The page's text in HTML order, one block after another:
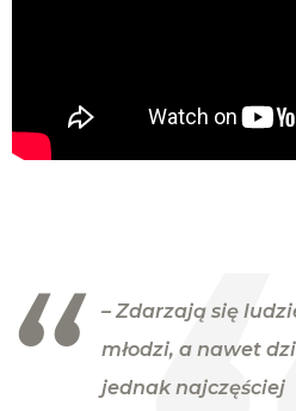
– Zdarzają się
młodzi, a nawet
jednak najczęściej